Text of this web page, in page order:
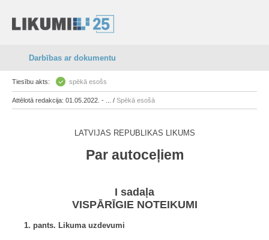
Darbības ar dokumentu
Tiesību akts: spēkā esošs
Attēlotā redakcija: 01.05.2022. - ... / Spēkā esošā
LATVIJAS REPUBLIKAS LIKUMS
Par autoceļiem
I sadaļa
VISPĀRĪGIE NOTEIKUMI
1. pants. Likuma uzdevumi